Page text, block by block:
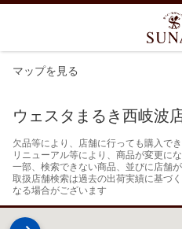
マップを見る
ウェスタまるき西岐波
欠品等により、店舗に行っても購入で
リニューアル等により、商品が変更に
一部、検索できない商品、並びに店舗
取扱店舗検索は過去の出荷実績に基づ
なる場合がございます